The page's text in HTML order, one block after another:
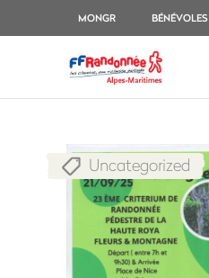
MONGR BÉNÉVOLES
Uncategorized